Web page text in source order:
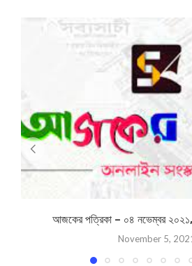
BIPLABI
previous
আজকের পত্রিকা- ১ ফেব্রুইয়ারী ২০২১,
next post
আজকের পত্রিকা- ৩ ফেব্রুইয়ারী ২০২১,